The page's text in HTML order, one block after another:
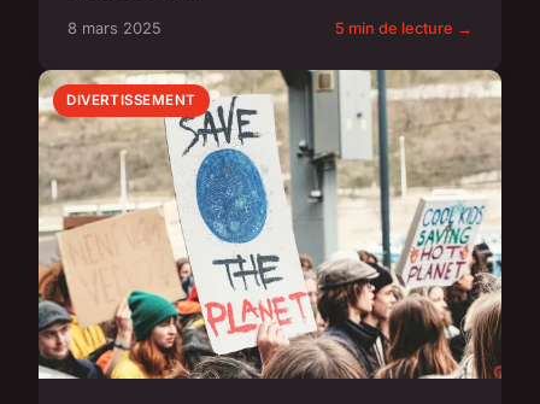
8 mars 2025 5 min de lecture →
DIVERTISSEMENT